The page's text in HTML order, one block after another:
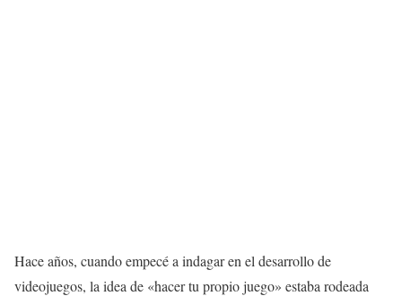
Hace años, cuando empecé a indagar en el desarrollo de
videojuegos, la idea de «hacer tu propio juego» estaba rodeada